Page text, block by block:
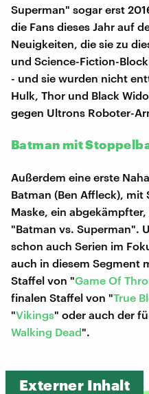
Superman" sogar erst
die Fans dieses Jahr auf
Neuigkeiten, die sie zu
und Science-Fiction-
- und sie wurden nicht
Hulk, Thor und Black
gegen Ultrons Roboter-
Batman mit
Außerdem eine erste
Batman (Ben Affleck),
Maske, ein
"Batman vs. Superman".
schon auch Serien im
auch in diesem Segment
Staffel von "Game Of
finalen Staffel von "True
"Vikings" oder auch der
Walking Dead".
Externer Inhalt